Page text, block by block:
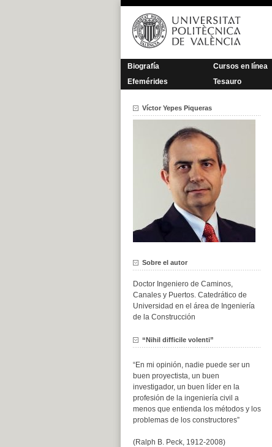
Saltar
contenido
Biografía Cursos en línea
Efemérides
Tesauro
Víctor Yepes Piqueras
Sobre el autor
Doctor Ingeniero de Caminos,
Canales y Puertos. Catedrático de
Universidad en el área de Ingeniería
de la Construcción
“Nihil difficile volenti”
“En mi opinión, nadie puede ser un
buen proyectista, un buen
investigador, un buen líder en la
profesión de la ingeniería civil a
menos que entienda los métodos y los
problemas de los constructores”
(Ralph B. Peck, 1912-2008)